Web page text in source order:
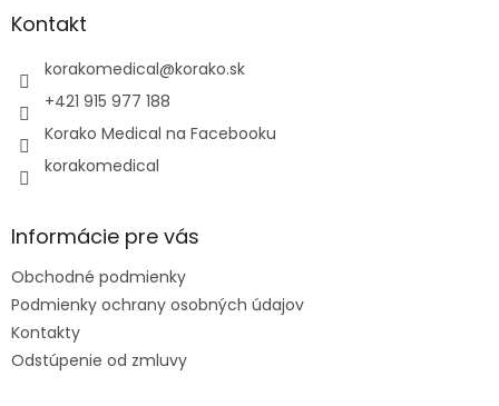
äKontakt
korakomedical@korako.sk
+421 915 977 188
Korako Medical na Facebooku
korakomedical
Informácie pre vás
Obchodné podmienky
Podmienky ochrany osobných údajov
Kontakty
Odstúpenie od zmluvy